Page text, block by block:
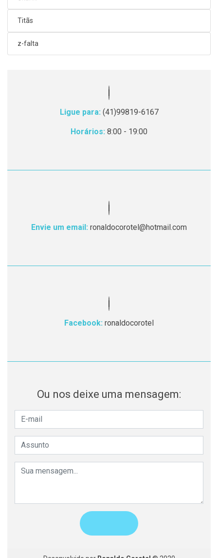
Titãs
z-falta
Ligue para: (41)99819-6167
Horários: 8:00 - 19:00
Envie um email: ronaldocorotel@hotmail.com
Facebook: ronaldocorotel
Ou nos deixe uma mensagem: